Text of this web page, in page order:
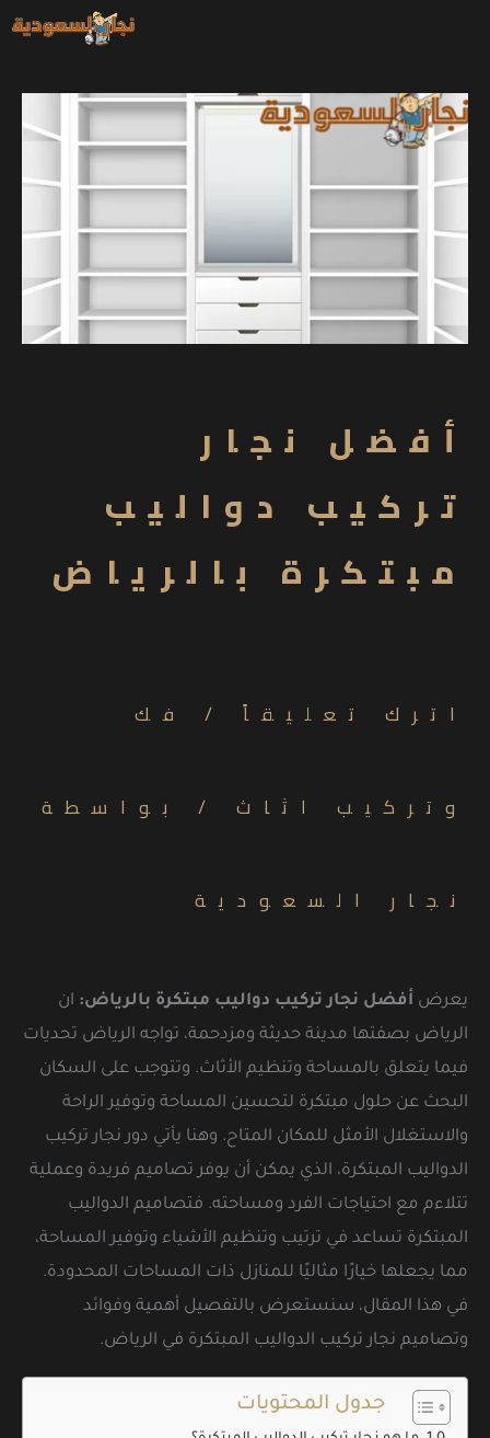
أفضل نجار
تركيب دواليب
مبتكرة بالرياض
اترك تعليقاً / فك
وتركيب اثاث / بواسطة
نجار السعودية
يعرض أفضل نجار تركيب دواليب مبتكرة بالرياض: ان
الرياض بصفتها مدينة حديثة ومزدحمة، تواجه الرياض تحديات
فيما يتعلق بالمساحة وتنظيم الأثاث. وتتوجب على السكان
البحث عن حلول مبتكرة لتحسين المساحة وتوفير الراحة
والاستغلال الأمثل للمكان المتاح. وهنا يأتي دور نجار تركيب
الدواليب المبتكرة، الذي يمكن أن يوفر تصاميم فريدة وعملية
تتلاءم مع احتياجات الفرد ومساحته. فتصاميم الدواليب
المبتكرة تساعد في ترتيب وتنظيم الأشياء وتوفير المساحة،
مما يجعلها خيارًا مثاليًا للمنازل ذات المساحات المحدودة.
في هذا المقال، سنستعرض بالتفصيل أهمية وفوائد
وتصاميم نجار تركيب الدواليب المبتكرة في الرياض.
جدول المحتويات